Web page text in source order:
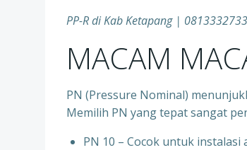
PP-R di Kab Ketapang |
MACAM
PN (Pressure Nominal)
Memilih PN yang tepat sangat
PN 10 – Cocok untuk